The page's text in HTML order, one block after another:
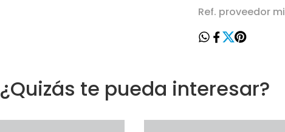
Ref. proveedor
¿Quizás te pueda interesar?